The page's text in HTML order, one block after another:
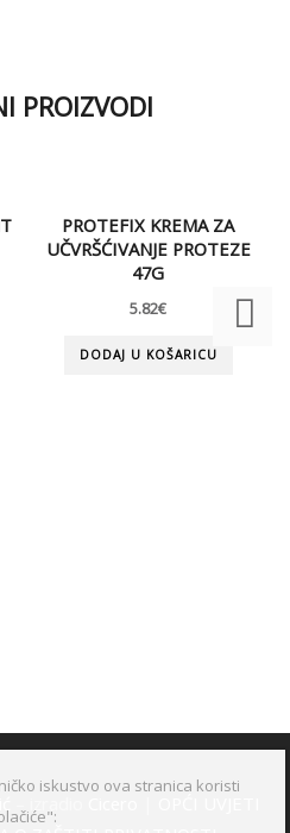
iskustvo ova stranica koristi
PROIZVODI
PROTEFIX KREMA ZA
UČVRŠĆIVANJE PROTEZE
47G
5.82€
DODAJ U KOŠARICU